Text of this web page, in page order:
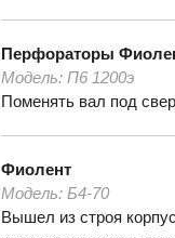
Перфораторы
Модель: П6 1200э
Поменять вал под
Фиолент
Модель: Б4-70
Вышел из строя